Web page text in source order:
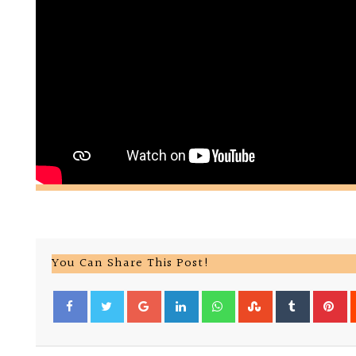
You Can Share This Post!
Google+ LinkedIn WhatsappStumbleUpon
Tumblr